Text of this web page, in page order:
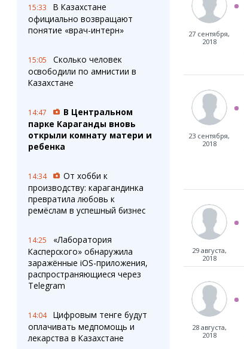
15:33
В Казахстане
официально возвращают
понятие «врач-интерн»
15:05
Сколько человек
освободили по амнистии в
Казахстане
14:47
В Центральном
парке Караганды вновь
открыли комнату матери и
ребенка
14:34
От хобби к
производству: карагандинка
превратила любовь к
ремёслам в успешный бизнес
14:25
«Лаборатория
Касперского» обнаружила
заражённые iOS-приложения,
распространяющиеся через
Telegram
14:04
Цифровым тенге будут
оплачивать медпомощь и
лекарства в Казахстане
27 сентября,
2018
23 сентября,
2018
29 августа,
2018
28 августа,
2018